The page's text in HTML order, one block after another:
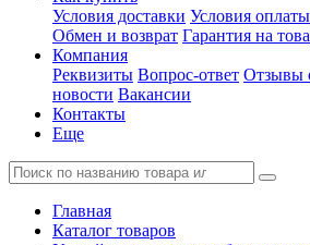
Условия доставки Условия оплаты
Обмен и возврат Гарантия на
Компания
Реквизиты Вопрос-ответ Отзывы
новости Вакансии
Контакты
Еще
Главная
Каталог товаров